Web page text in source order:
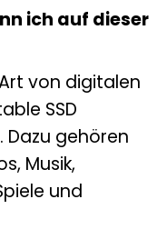
ich auf dieser
von digitalen
SSD
Dazu gehören
Musik,
und